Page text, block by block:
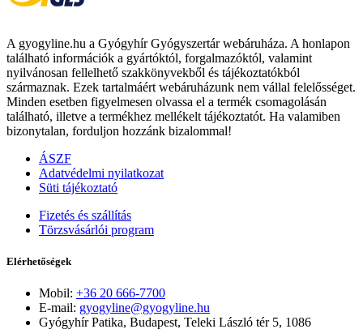
A gyogyline.hu a Gyógyhír Gyógyszertár webáruháza. A honlapon
található információk a gyártóktól, forgalmazóktól, valamint
nyilvánosan fellelhető szakkönyvekből és tájékoztatókból
származnak. Ezek tartalmáért webáruházunk nem vállal felelősséget.
Minden esetben figyelmesen olvassa el a termék csomagolásán
található, illetve a termékhez mellékelt tájékoztatót. Ha valamiben
bizonytalan, forduljon hozzánk bizalommal!
ÁSZF
Adatvédelmi nyilatkozat
Süti tájékoztató
Fizetés és szállítás
Törzsvásárlói program
Elérhetőségek
Mobil: +36 20 666-7700
E-mail: gyogyline@gyogyline.hu
Gyógyhír Patika, Budapest, Teleki László tér 5, 1086